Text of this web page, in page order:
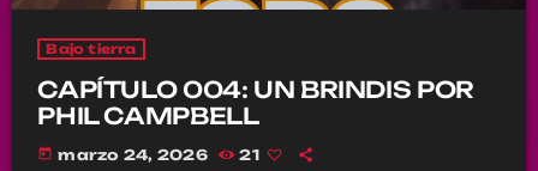
Bajo tierra
CAPÍTULO 004: UN BRINDIS POR
PHIL CAMPBELL
today marzo 24, 2026 21